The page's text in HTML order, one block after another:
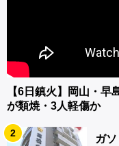
【6日鎮火】岡山・
が類焼・3人軽傷か
2
ガ